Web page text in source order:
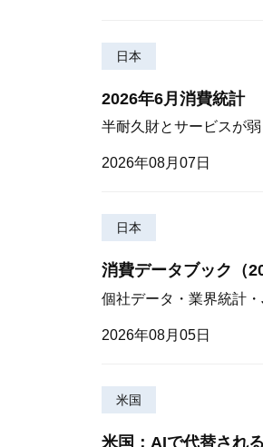
日本
2026年6月消費統計
半耐久財とサービスが
2026年08月07日
日本
消費データブック（
個社データ・業界統計
2026年08月05日
米国
米国：AIで代替され